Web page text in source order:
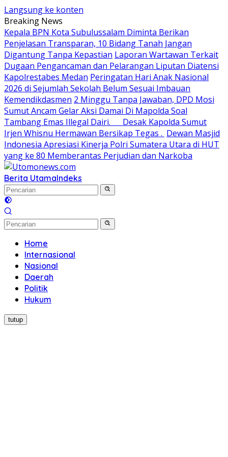
Langsung ke konten
Breaking News
Kepala BPN Kota Subulussalam Diminta Berikan
Penjelasan Transparan, 10 Bidang Tanah Jangan
Digantung Tanpa Kepastian Laporan Wartawan Terkait
Dugaan Pengancaman dan Pelarangan Liputan Diatensi
Kapolrestabes Medan Peringatan Hari Anak Nasional
2026 di Sejumlah Sekolah Belum Sesuai Imbauan
Kemendikdasmen 2 Minggu Tanpa Jawaban, DPD Mosi
Sumut Ancam Gelar Aksi Damai Di Mapolda Soal
Tambang Emas Illegal Dairi. Desak Kapolda Sumut
Irjen Whisnu Hermawan Bersikap Tegas . Dewan Masjid
Indonesia Apresiasi Kinerja Polri Sumatera Utara di HUT
yang ke 80 Memberantas Perjudian dan Narkoba
Berita UtamaIndeks
Home
Internasional
Nasional
Daerah
Politik
Hukum
tutup